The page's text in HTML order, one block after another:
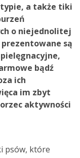
a także tiki
o niejednolitej
są
bądź
ich
im zbyt
aktywności
psów, które